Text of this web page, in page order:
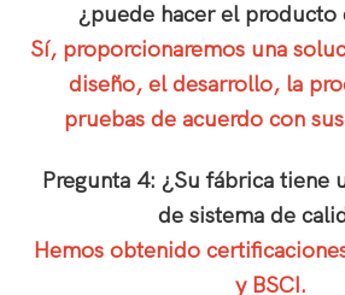
¿puede hacer el producto
Sí, proporcionaremos una
diseño, el desarrollo, la
pruebas de acuerdo con
Pregunta 4: ¿Su fábrica tiene
de sistema de
Hemos obtenido
y BSCI.